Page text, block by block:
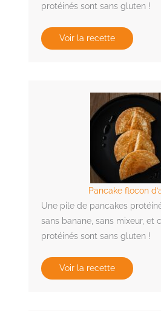
protéinés sont sans gluten !
Voir la recette
Pancake flocon
Une pile de pancakes
sans banane, sans mixeur, et
protéinés sont sans gluten !
Voir la recette